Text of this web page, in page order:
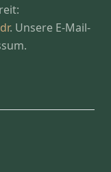
. Unsere E-Mail-